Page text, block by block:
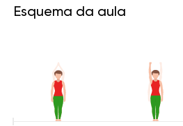
Esquema da aula